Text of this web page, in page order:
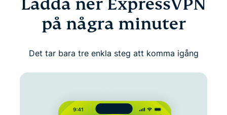
Ladda ner ExpressVPN
på några minuter
Det tar bara tre enkla steg att komma igång